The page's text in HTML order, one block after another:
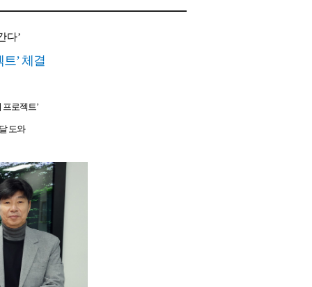
다’
’ 체결
프로젝트’
도와